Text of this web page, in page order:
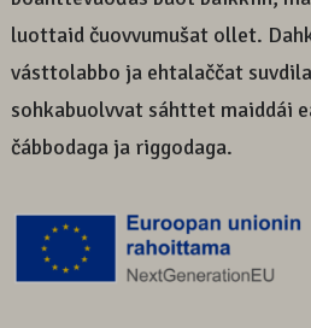
luottaid čuovvumušat ollet.
vásttolabbo ja ehtalaččat
sohkabuolvvat sáhttet maiddái
čábbodaga ja riggodaga.